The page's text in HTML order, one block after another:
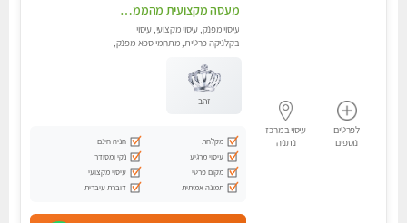
לפרטים
נוספים
עיסוי במרכז
נתניה
מעסה מקצועית מהממת ובלתי נשכחת !!!! מזמינה למפגש בלתי נשכח !!!
עיסוי מפנק, עיסוי מקצועי, עיסוי
בקלניקה פרטית, מתחמי ספא מפנק,
זהב
מקלחת
חניה חינם
עיסוי מרגיע
נקי ומסודר
מקום פרטי
עיסוי מקצועי
תמונה אמיתית
דוברת עיברית